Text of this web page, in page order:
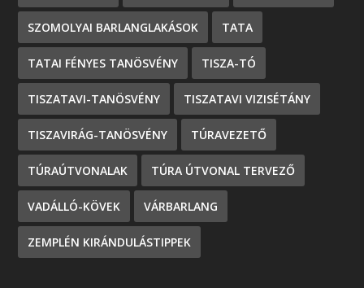
SZOMOLYAI BARLANGLAKÁSOK TATA
TATAI FÉNYES TANÖSVÉNY TISZA-TÓ
TISZATAVI-TANÖSVÉNY TISZATAVI VIZISÉTÁNY
TISZAVIRÁG-TANÖSVÉNY TÚRAVEZETŐ
TÚRAÚTVONALAK TÚRA ÚTVONAL TERVEZŐ
VADÁLLÓ-KÖVEK VÁRBARLANG
ZEMPLÉN KIRÁNDULÁSTIPPEK